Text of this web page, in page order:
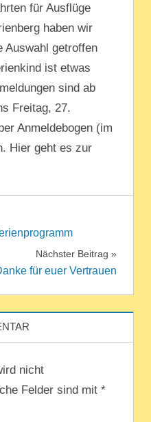
für Ausflüge
haben wir
Auswahl getroffen
ist etwas
sind ab
Freitag, 27.
Anmeldebogen (im
Hier geht es zur
Nächster Beitrag
für euer Vertrauen
nicht
Felder sind mit *